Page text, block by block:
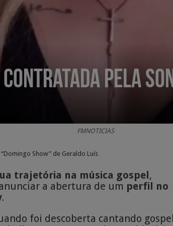
pela
FMNOTICIAS
Show” de Geraldo Luís
trajetória na música gospel,
a abertura de um perfil no
.
foi descoberta cantando gospel